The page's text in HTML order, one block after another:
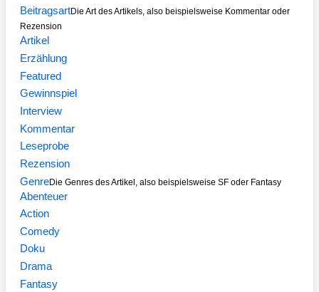
BeitragsartDie Art des Artikels, also beispielsweise Kommentar oder
Rezension
Artikel
Erzählung
Featured
Gewinnspiel
Interview
Kommentar
Leseprobe
Rezension
GenreDie Genres des Artikel, also beispielsweise SF oder Fantasy
Abenteuer
Action
Comedy
Doku
Drama
Fantasy